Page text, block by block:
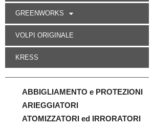
GREENWORKS
VOLPI ORIGINALE
KRESS
ABBIGLIAMENTO e PROTEZIONI
ARIEGGIATORI
ATOMIZZATORI ed IRRORATORI